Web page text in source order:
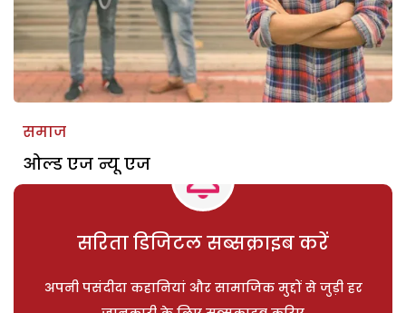
समाज
ओल्ड एज न्यू एज
सरिता डिजिटल सब्सक्राइब करें
अपनी पसंदीदा कहानियां और सामाजिक मुद्दों से जुड़ी हर